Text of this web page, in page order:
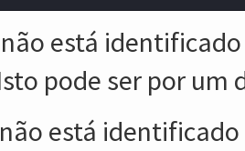
está
pode ser por um
está